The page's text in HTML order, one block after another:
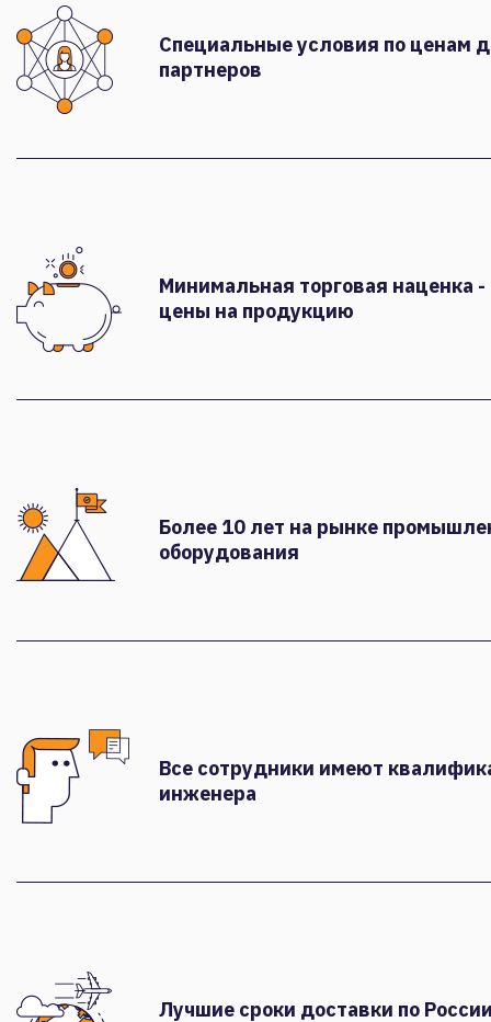
Специальные условия по ценам
партнеров
Минимальная торговая наценка
цены на продукцию
Более 10 лет на рынке
оборудования
Все сотрудники имеют
инженера
Лучшие сроки доставки по